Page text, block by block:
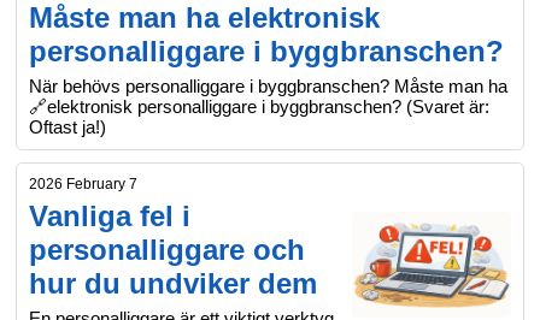
Måste man ha elektronisk
personalliggare i byggbranschen?
När behövs personalliggare i byggbranschen? Måste man ha
🔗elektronisk personalliggare i byggbranschen? (Svaret är:
Oftast ja!)
2026 February 7
Vanliga fel i
personalliggare och
hur du undviker dem